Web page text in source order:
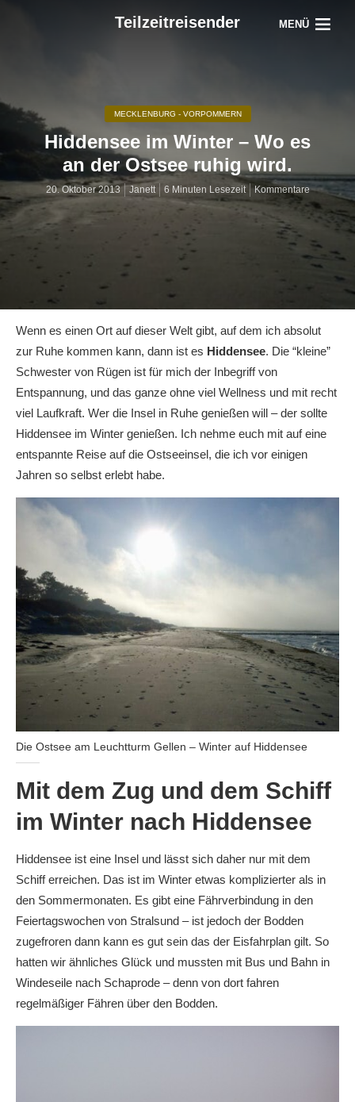
Teilzeitreisender MENÜ
MECKLENBURG - VORPOMMERN
Hiddensee im Winter – Wo es
an der Ostsee ruhig wird.
20. Oktober 2013 Janett 6 Minuten Lesezeit Kommentare
Wenn es einen Ort auf dieser Welt gibt, auf dem ich absolut
zur Ruhe kommen kann, dann ist es Hiddensee. Die “kleine”
Schwester von Rügen ist für mich der Inbegriff von
Entspannung, und das ganze ohne viel Wellness und mit recht
viel Laufkraft. Wer die Insel in Ruhe genießen will – der sollte
Hiddensee im Winter genießen. Ich nehme euch mit auf eine
entspannte Reise auf die Ostseeinsel, die ich vor einigen
Jahren so selbst erlebt habe.
Die Ostsee am Leuchtturm Gellen – Winter auf Hiddensee
Mit dem Zug und dem Schiff
im Winter nach Hiddensee
Hiddensee ist eine Insel und lässt sich daher nur mit dem
Schiff erreichen. Das ist im Winter etwas komplizierter als in
den Sommermonaten. Es gibt eine Fährverbindung in den
Feiertagswochen von Stralsund – ist jedoch der Bodden
zugefroren dann kann es gut sein das der Eisfahrplan gilt. So
hatten wir ähnliches Glück und mussten mit Bus und Bahn in
Windeseile nach Schaprode – denn von dort fahren
regelmäßiger Fähren über den Bodden.